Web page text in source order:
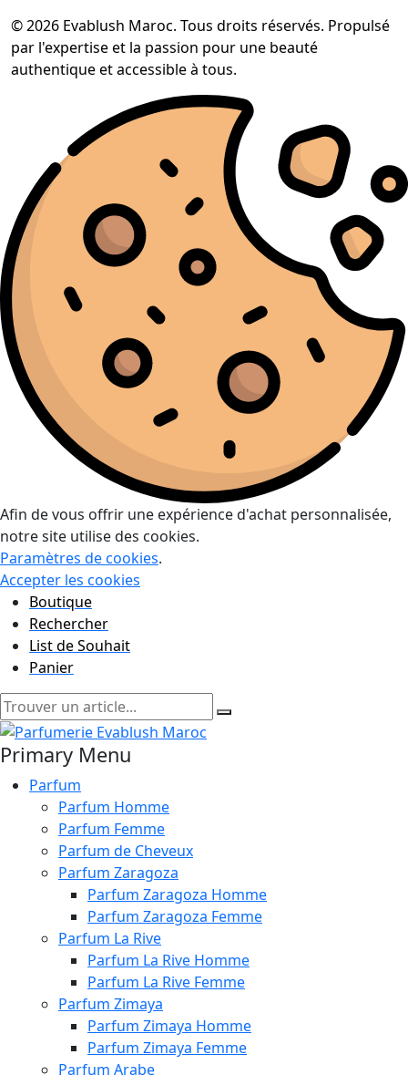
© 2026 Evablush Maroc. Tous droits réservés. Propulsé
par l'expertise et la passion pour une beauté
authentique et accessible à tous.
Afin de vous offrir une expérience d'achat personnalisée,
notre site utilise des cookies.
Paramètres de cookies.
Accepter les cookies
Boutique
Rechercher
List de Souhait
Panier
Primary Menu
Parfum
Parfum Homme
Parfum Femme
Parfum de Cheveux
Parfum Zaragoza
Parfum Zaragoza Homme
Parfum Zaragoza Femme
Parfum La Rive
Parfum La Rive Homme
Parfum La Rive Femme
Parfum Zimaya
Parfum Zimaya Homme
Parfum Zimaya Femme
Parfum Arabe